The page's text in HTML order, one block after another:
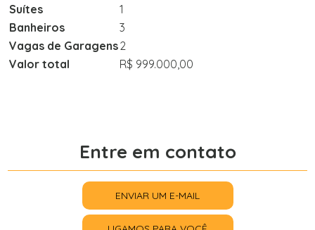
Suítes
1
Banheiros
3
Vagas de Garagens2
Valor total
R$ 999.000,00
Entre em contato
ENVIAR UM E-MAIL